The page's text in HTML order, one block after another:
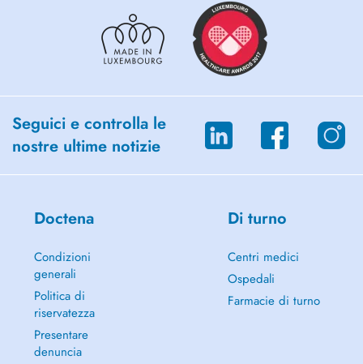
Seguici e controlla le
nostre ultime notizie
Doctena
Condizioni
generali
Politica di
riservatezza
Presentare
denuncia
Di turno
Centri medici
Ospedali
Farmacie di turno